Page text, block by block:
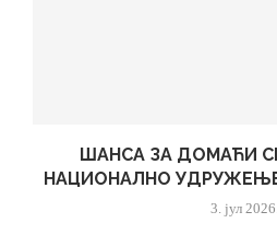
ШАНСА ЗА ДОМАЋИ
НАЦИОНАЛНО
3. јул